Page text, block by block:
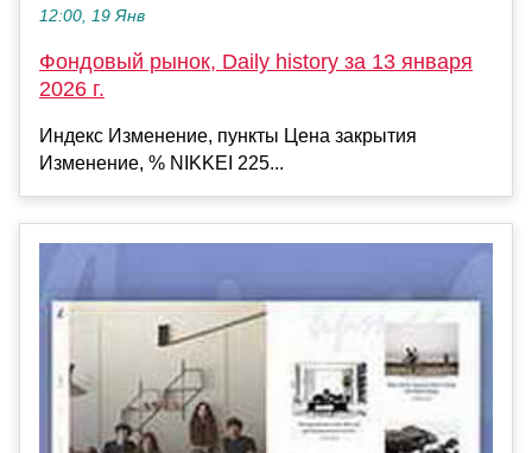
12:00, 19 Янв
Фондовый рынок, Daily history за 13 января
2026 г.
Индекс Изменение, пункты Цена закрытия
Изменение, % NIKKEI 225...